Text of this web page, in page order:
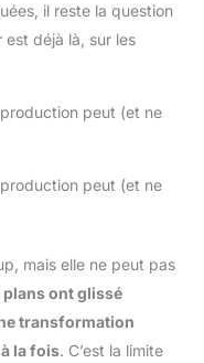
il reste la question
est déjà là, sur les
peut (et ne
peut (et ne
mais elle ne peut pas
plans ont glissé
transformation
la fois. C’est la limite